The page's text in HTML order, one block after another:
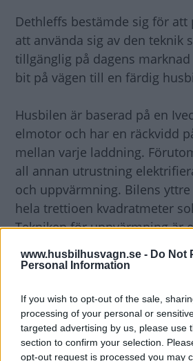
www.husbilhusvagn.se - Do Not
Personal Information
If you wish to opt-out of the sale,
processing of your personal or
targeted advertising by us, please use
section to confirm your selection.
opt-out request is processed you may
Dethleffs bestämde sig för att
att använda sig av den teknik
tillgänglig på dagens
bit på vägen till en färdig
Husbilen är baserad på en
elmotor och har en räckvidd
mellan varje laddning.
all annan utrustning
och uppvärmning. Bilens
hela trettioen kvadratmeter
Tekniken för uppvärmning är
värmer upp möblerna istället
planer på att serieproducera
anges heller.
I kommande nummer av